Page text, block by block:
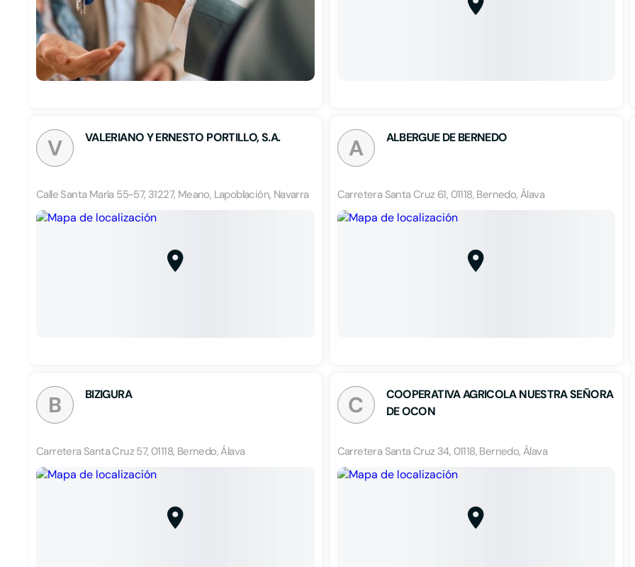
V VALERIANO Y ERNESTO PORTILLO, S.A.
Calle Santa María 55-57, 31227, Meano, Lapoblación, Navarra
A ALBERGUE DE BERNEDO
Carretera Santa Cruz 61, 01118, Bernedo, Álava
B BIZIGURA
Carretera Santa Cruz 57, 01118, Bernedo, Álava
C
COOPERATIVA AGRICOLA NUESTRA SEÑORA
DE OCON
Carretera Santa Cruz 34, 01118, Bernedo, Álava